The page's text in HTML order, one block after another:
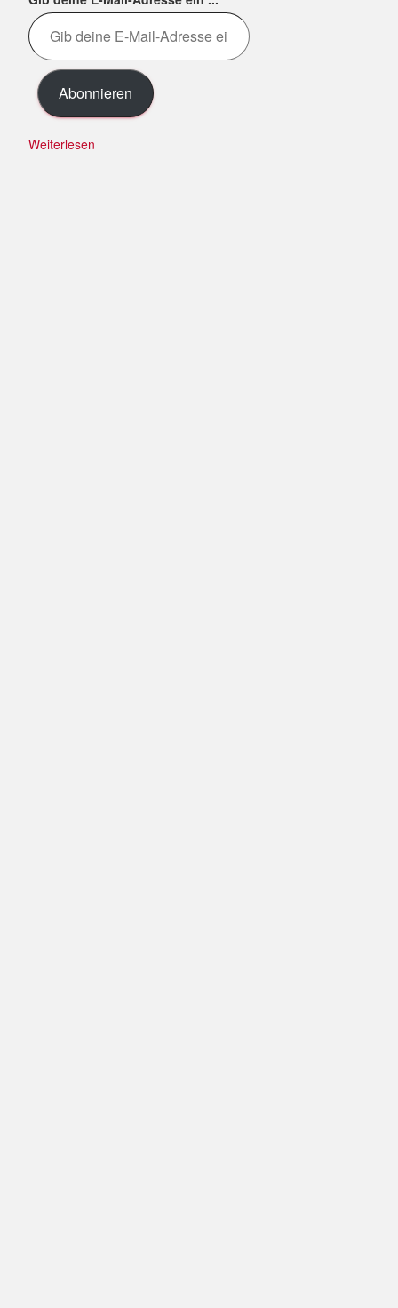
Abonnieren
Weiterlesen